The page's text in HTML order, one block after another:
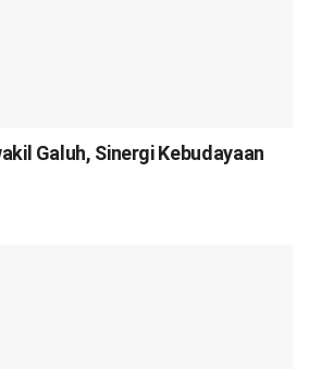
Galuh, Sinergi Kebudayaan